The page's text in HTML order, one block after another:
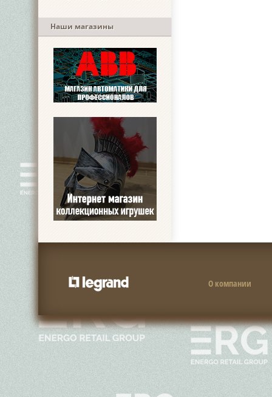
Наши магазины
О компании